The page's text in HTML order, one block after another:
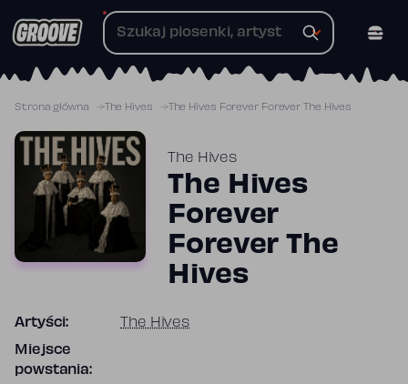
do
Strona główna The Hives The Hives Forever Forever The Hives
The Hives
The Hives
Forever
Forever The
Hives
Artyści: The Hives
Miejsce
powstania: